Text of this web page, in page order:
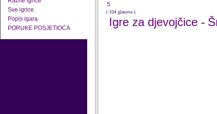
Sve igrice
Popis igara
PORUKE POSJETIOCA
5
( 104 glasova )
Igre za djevojčice -